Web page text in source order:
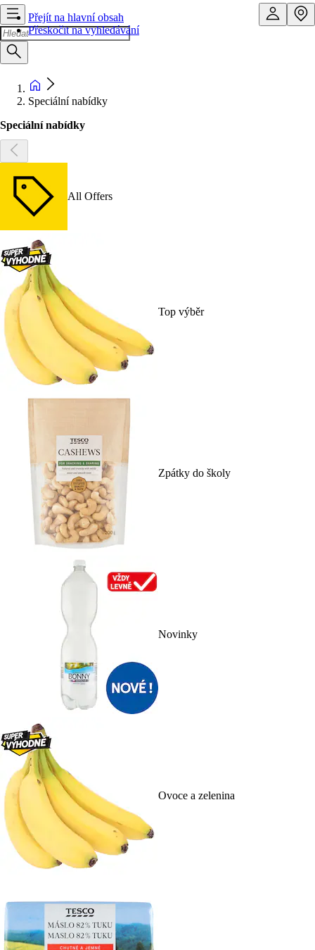
Přejít na hlavní obsah
Přeskočit na vyhledávání
Speciální nabídky
Speciální nabídky
All Offers
Top výběr
Zpátky do školy
Novinky
Ovoce a zelenina